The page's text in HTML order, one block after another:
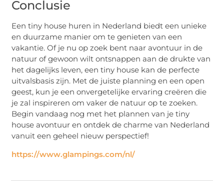
Conclusie
Een tiny house huren in Nederland biedt een unieke
en duurzame manier om te genieten van een
vakantie. Of je nu op zoek bent naar avontuur in de
natuur of gewoon wilt ontsnappen aan de drukte van
het dagelijks leven, een tiny house kan de perfecte
uitvalsbasis zijn. Met de juiste planning en een open
geest, kun je een onvergetelijke ervaring creëren die
je zal inspireren om vaker de natuur op te zoeken.
Begin vandaag nog met het plannen van je tiny
house avontuur en ontdek de charme van Nederland
vanuit een geheel nieuw perspectief!
https://www.glampings.com/nl/